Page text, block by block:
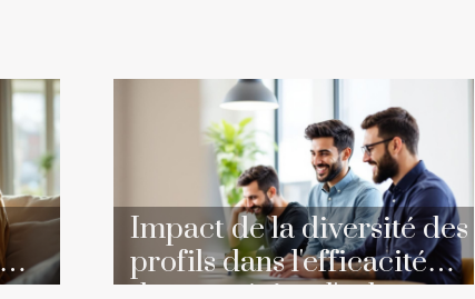
Impact de la diversité des
profils dans l'efficacité